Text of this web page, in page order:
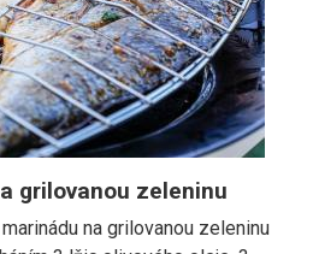
grilovanou zeleninu
na grilovanou zeleninu